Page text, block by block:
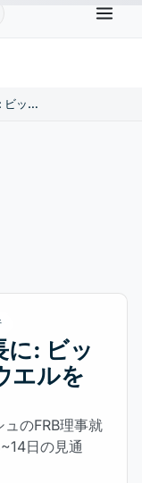
BNB
ウォーシュがFED議長に: ビットコイン支持者がパウエルを継承
に: ビッ
エルを
のFRB理事就
日の見通